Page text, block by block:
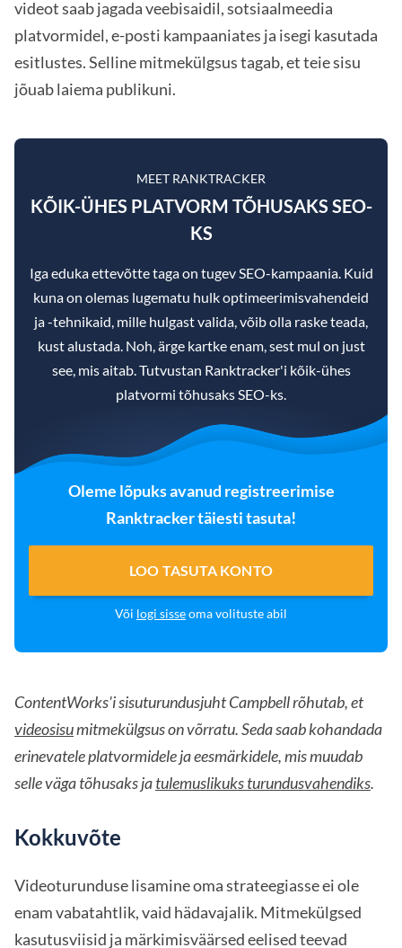
videot saab jagada veebisaidil, sotsiaalmeedia
platvormidel, e-posti kampaaniates ja isegi kasutada
esitlustes. Selline mitmekülgsus tagab, et teie sisu
jõuab laiema publikuni.
MEET RANKTRACKER
KÕIK-ÜHES PLATVORM TÕHUSAKS SEO-
KS
Iga eduka ettevõtte taga on tugev SEO-kampaania. Kuid
kuna on olemas lugematu hulk optimeerimisvahendeid
ja -tehnikaid, mille hulgast valida, võib olla raske teada,
kust alustada. Noh, ärge kartke enam, sest mul on just
see, mis aitab. Tutvustan Ranktracker'i kõik-ühes
platvormi tõhusaks SEO-ks.
Oleme lõpuks avanud registreerimise
Ranktracker täiesti tasuta!
LOO TASUTA KONTO
Või logi sisseoma volituste abil
ContentWorks'i sisuturundusjuht Campbell rõhutab, et
videosisumitmekülgsus on võrratu. Seda saab kohandada
erinevatele platvormidele ja eesmärkidele, mis muudab
selle väga tõhusaks jatulemuslikuks turundusvahendiks.
Kokkuvõte
Videoturunduse lisamine oma strateegiasse ei ole
enam vabatahtlik, vaid hädavajalik. Mitmekülgsed
kasutusviisid ja märkimisväärsed eelised teevad